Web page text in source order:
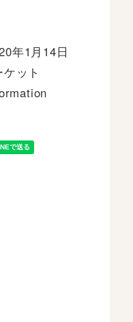
年1月14日
ット